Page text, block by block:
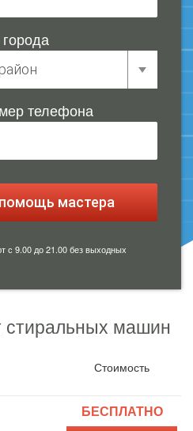
телефона
мастера
с 9.00 до 21.00 без выходных
машин
Стоимость
БЕСПЛАТНО